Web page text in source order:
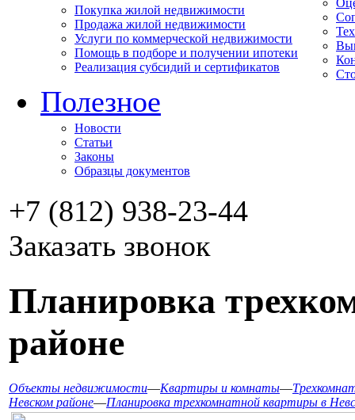
Покупка жилой недвижимости
Продажа жилой недвижимости
Услуги по коммерческой недвижимости
Помощь в подборе и получении ипотеки
Реализация субсидий и сертификатов
Полезное
Новости
Статьи
Законы
Образцы документов
+7 (812) 938-23-44
Заказать звонок
Планировка
районе
Объекты недвижимости—Квартиры и комнаты—
Невском районе—Планировка трехкомнатной квартиры в